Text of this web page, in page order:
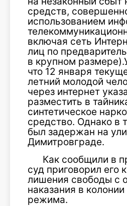
средств,
использованием
включая сеть
лиц по
в крупном
что 12 января
летний молодой
через интернет
разместить в
синтетическое
средство. Однако в
был задержан на
Димитровграде.
Как сообщили в
суд приговорил его
лишения свободы с
наказания в колонии
режима.